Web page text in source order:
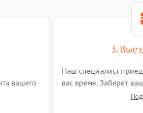
вашего
все
3.
Наш специалист
вас время. Заберет
привезет на склад для